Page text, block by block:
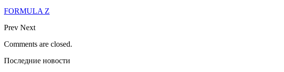
FORMULA Z
Prev Next
Comments are closed.
Последние новости